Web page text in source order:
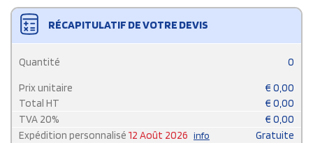
RÉCAPITULATIF DE VOTRE DEVIS
Quantité 0
Prix unitaire € 0,00
Total HT
€ 0,00
TVA 20% € 0,00
Expédition personnalisé 12 Août 2026 info
Gratuite